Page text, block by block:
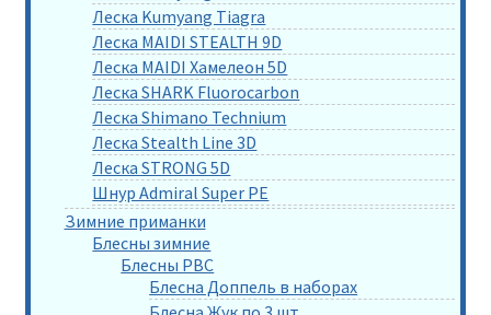
Леска Kumyang Tiagra
Леска MAIDI STEALTH 9D
Леска MAIDI Хамелеон 5D
Леска SHARK Fluorocarbon
Леска Shimano Technium
Леска Stealth Line 3D
Леска STRONG 5D
Шнур Admiral Super PE
Зимние приманки
Блесны зимние
Блесны РВС
Блесна Доппель в наборах